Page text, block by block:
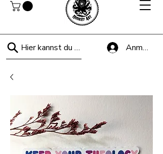
Hier kannst du suchen! Anmelden